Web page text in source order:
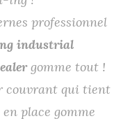
professionnel
industrial
gomme tout !
couvrant qui tient
place gomme